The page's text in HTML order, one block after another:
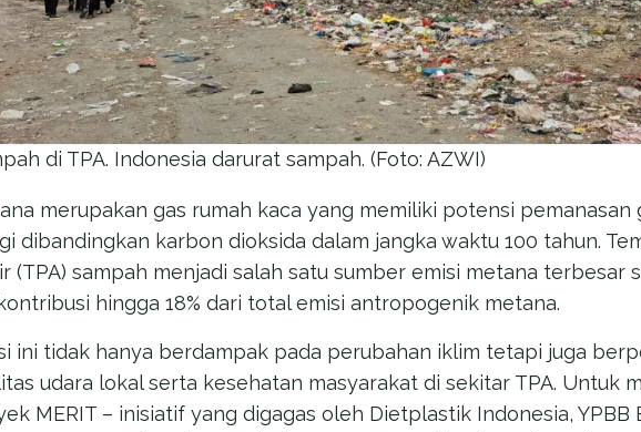
di TPA. Indonesia darurat sampah. (Foto: AZWI)
merupakan gas rumah kaca yang memiliki potensi pemanasan
dibandingkan karbon dioksida dalam jangka waktu 100 tahun.
(TPA) sampah menjadi salah satu sumber emisi metana terbesar
hingga 18% dari total emisi antropogenik metana.
ini tidak hanya berdampak pada perubahan iklim tetapi juga
udara lokal serta kesehatan masyarakat di sekitar TPA. Untuk
MERIT – inisiatif yang digagas oleh Dietplastik Indonesia, YPBB